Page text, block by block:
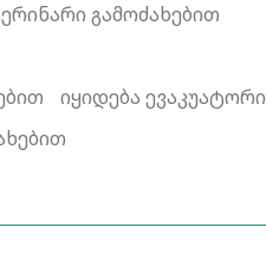
გამოძახებით
იყიდება ევაკუატორი